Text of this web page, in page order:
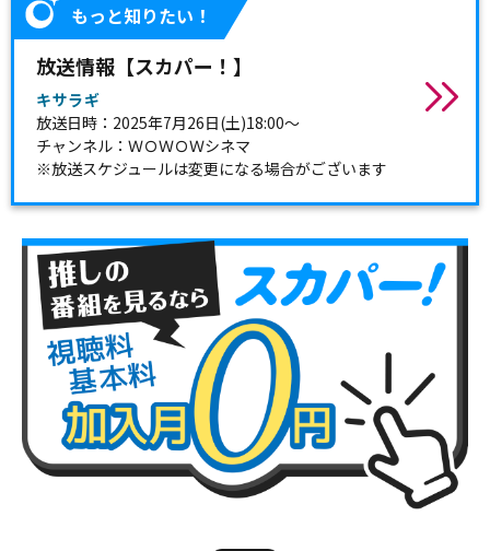
もっと知りたい！
放送情報【スカパー！】
キサラギ
放送日時：2025年7月26日(土)18:00～
チャンネル：ＷＯＷＯＷシネマ
※放送スケジュールは変更になる場合がございます